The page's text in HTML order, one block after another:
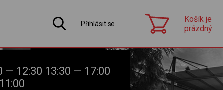
Přihlásit se
Košík je
prázdný
— 12:30 13:30 — 17:00